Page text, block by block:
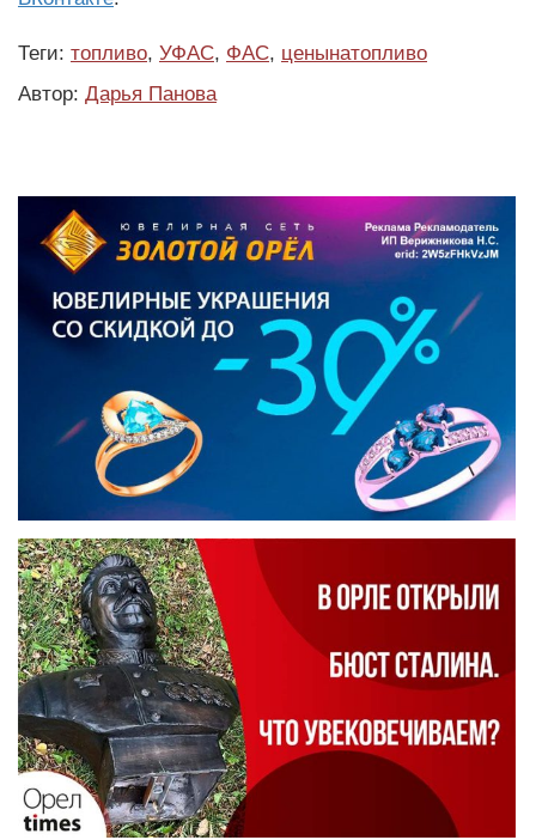
Теги: топливо, УФАС, ФАС, ценынатопливо
Автор: Дарья Панова